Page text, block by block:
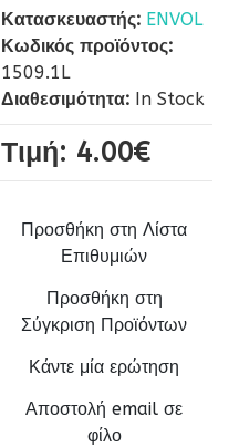
Κατασκευαστής: ENVOL
Κωδικός προϊόντος:
1509.1L
Διαθεσιμότητα: In Stock
Τιμή: 4.00‎€
Προσθήκη στη Λίστα
Επιθυμιών
Προσθήκη στη
Σύγκριση Προϊόντων
Κάντε μία ερώτηση
Αποστολή email σε
φίλο